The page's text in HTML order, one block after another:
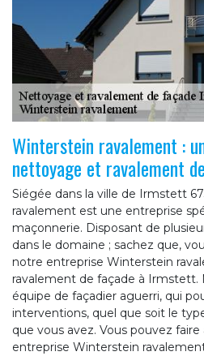
Winterstein ravalement :
nettoyage et ravalement
Siégée dans la ville de Irmstett
ravalement est une entreprise
maçonnerie. Disposant de
dans le domaine ; sachez que,
notre entreprise Winterstein
ravalement de façade à Irmstett.
équipe de façadier aguerri, qui
interventions, quel que soit le
que vous avez. Vous pouvez
entreprise Winterstein